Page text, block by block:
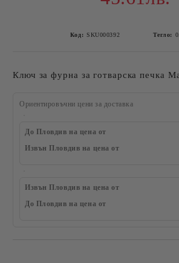
Код: SKU000392 Тегло:
Ключ за фурна за готварска печка
Ориентировъчни цени за доставка
До Пловдив на цена от
Извън Пловдив на цена от
Извън Пловдив на цена от
До Пловдив на цена от